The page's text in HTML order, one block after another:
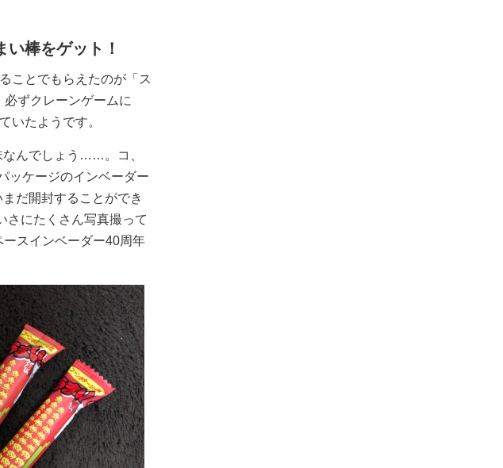
棒をゲット！
ことでもらえたのが「ス
ずクレーンゲームに
いたようです。
なんでしょう……。コ、
ッケージのインベーダー
だ開封することができ
さにたくさん写真撮って
スインベーダー40周年